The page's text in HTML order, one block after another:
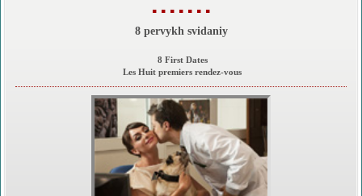
▪ ▪ ▪ ▪ ▪ ▪ ▪
8 pervykh svidaniy
8 First Dates
Les Huit premiers rendez-vous